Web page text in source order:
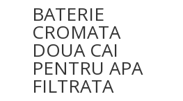
BATERIE
CROMATA
DOUA CAI
PENTRU APA
FILTRATA